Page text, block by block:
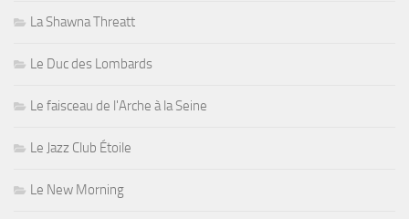
La Shawna Threatt
Le Duc des Lombards
Le faisceau de l'Arche à la Seine
Le Jazz Club Étoile
Le New Morning